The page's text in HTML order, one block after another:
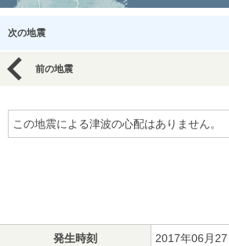
次の地震
前の地震
この地震による津波の心配はありません。
発生時刻 2017年06月